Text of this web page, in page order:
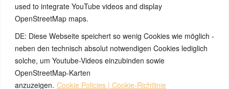
used to integrate YouTube videos and display
OpenStreetMap maps.
DE: Diese Webseite speichert so wenig Cookies wie möglich -
neben den technisch absolut notwendigen Cookies lediglich
solche, um Youtube-Videos einzubinden sowie
OpenStreetMap-Karten
anzuzeigen. Cookie Policies | Cookie-Richtlinie
Versuch einer Diagnose oder Behandlung! Wir übernehmen keinerlei Gewähr für die
Korrektheit, Aktualität, Vollständigkeit oder Qualität der Informationen auf dieser
Website. Zusätzlich müssen wir jede Haftung oder Garantie ausschließen. Dies gilt
auch für alle Verweise (Links), die direkt oder indirekt angeboten werden. Wir
können für die Inhalte solcher externen Sites, die Sie mittels eines Links oder
sonstiger Hinweise erreichen, keine Verantwortung übernehmen. Ferner haften wir